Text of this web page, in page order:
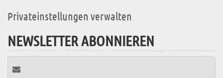
Privateinstellungen verwalten
NEWSLETTER ABONNIEREN